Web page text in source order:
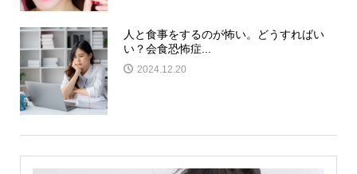
人と食事をするのが怖い。どうすればい
い？会食恐怖症...
2024.12.20